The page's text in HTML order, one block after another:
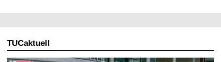
TUCaktuell